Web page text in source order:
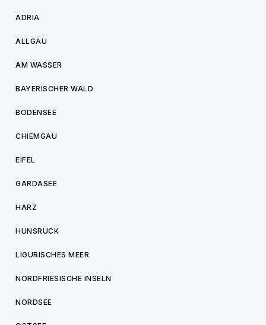
ADRIA
ALLGÄU
AM WASSER
BAYERISCHER WALD
BODENSEE
CHIEMGAU
EIFEL
GARDASEE
HARZ
HUNSRÜCK
LIGURISCHES MEER
NORDFRIESISCHE INSELN
NORDSEE